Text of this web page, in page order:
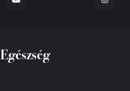
Egészség